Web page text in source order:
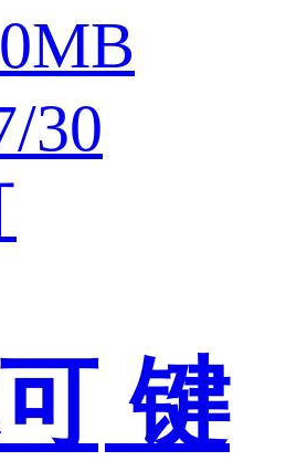
30
键